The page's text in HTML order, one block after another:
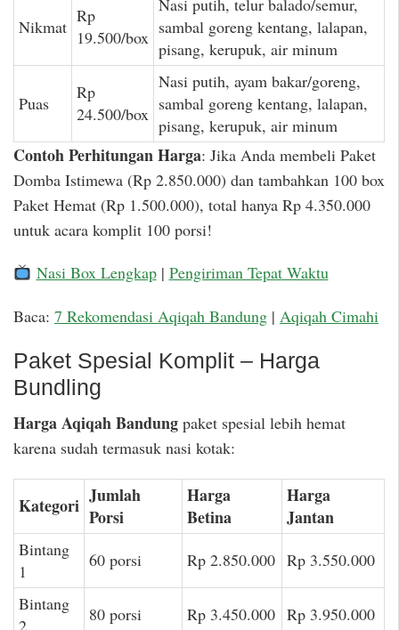
Nikmat
Rp
19.500/box sambal goreng kentang, lalapan,
pisang, kerupuk, air minum
Puas
Rp
24.500/box
Nasi putih, ayam bakar/goreng,
sambal goreng kentang, lalapan,
pisang, kerupuk, air minum
Contoh Perhitungan Harga: Jika Anda membeli Paket
Domba Istimewa (Rp 2.850.000) dan tambahkan 100 box
Paket Hemat (Rp 1.500.000), total hanya Rp 4.350.000
untuk acara komplit 100 porsi!
Nasi Box Lengkap| Pengiriman Tepat Waktu
Baca: 7 Rekomendasi Aqiqah Bandung | Aqiqah Cimahi
Paket Spesial Komplit – Harga
Bundling
Harga Aqiqah Bandung paket spesial lebih hemat
karena sudah termasuk nasi kotak:
Kategori Jumlah
Porsi
Harga
Betina
Harga
Jantan
Bintang
1
60 porsi Rp 2.850.000 Rp 3.550.000
Bintang
2
80 porsi Rp 3.450.000 Rp 3.950.000